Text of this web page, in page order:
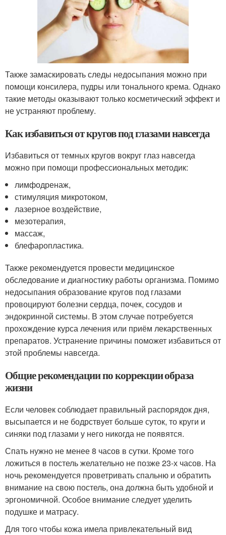
Также замаскировать следы недосыпания можно при
помощи консилера, пудры или тонального крема. Однако
такие методы оказывают только косметический эффект и
не устраняют проблему.
Как избавиться от кругов под глазами навсегда
Избавиться от темных кругов вокруг глаз навсегда
можно при помощи профессиональных методик:
лимфодренаж,
стимуляция микротоком,
лазерное воздействие,
мезотерапия,
массаж,
блефаропластика.
Также рекомендуется провести медицинское
обследование и диагностику работы организма. Помимо
недосыпания образование кругов под глазами
провоцируют болезни сердца, почек, сосудов и
эндокринной системы. В этом случае потребуется
прохождение курса лечения или приём лекарственных
препаратов. Устранение причины поможет избавиться от
этой проблемы навсегда.
Общие рекомендации по коррекции образа
жизни
Если человек соблюдает правильный распорядок дня,
высыпается и не бодрствует больше суток, то круги и
синяки под глазами у него никогда не появятся.
Спать нужно не менее 8 часов в сутки. Кроме того
ложиться в постель желательно не позже 23-х часов. На
ночь рекомендуется проветривать спальню и обратить
внимание на свою постель, она должна быть удобной и
эргономичной. Особое внимание следует уделить
подушке и матрасу.
Для того чтобы кожа имела привлекательный вид